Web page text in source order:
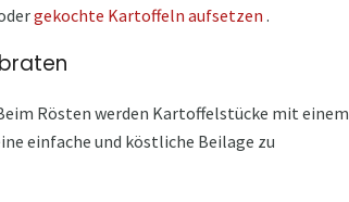
gekochte Kartoffeln aufsetzen .
Rösten werden Kartoffelstücke mit einem
einfache und köstliche Beilage zu